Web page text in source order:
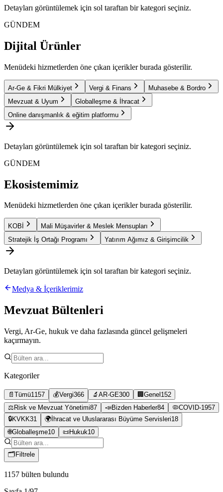
Detayları görüntülemek için sol taraftan bir kategori seçiniz.
GÜNDEM
Dijital Ürünler
Menüdeki hizmetlerden öne çıkan içerikler burada gösterilir.
Ar-Ge & Fikri Mülkiyet Vergi & Finans
Muhasebe & Bordro
Mevzuat & Uyum
Globalleşme & İhracat
Online danışmanlık & eğitim platformu
Detayları görüntülemek için sol taraftan bir kategori seçiniz.
GÜNDEM
Ekosistemimiz
Menüdeki hizmetlerden öne çıkan içerikler burada gösterilir.
KOBİ
Mali Müşavirler & Meslek Mensupları
Stratejik İş Ortağı Programı
Yatırım Ağımız & Girişimcilik
Detayları görüntülemek için sol taraftan bir kategori seçiniz.
Medya & İçeriklerimiz
Mevzuat Bültenleri
Vergi, Ar-Ge, hukuk ve daha fazlasında güncel gelişmeleri
kaçırmayın.
Kategoriler
📄 Tümü1157 💰Vergi366 🔬 AR-GE300 🏢 Genel 152
⚖️ Risk ve Mevzuat Yönetimi87 📣Bizden Haberler84 🦠COVID-1957
🔒KVKK31 🌍 İhracat ve Uluslararası Büyüme Servisleri18
🌐Globalleşme10 📜Hukuk10
🗂 Filtrele
1157 bülten bulundu